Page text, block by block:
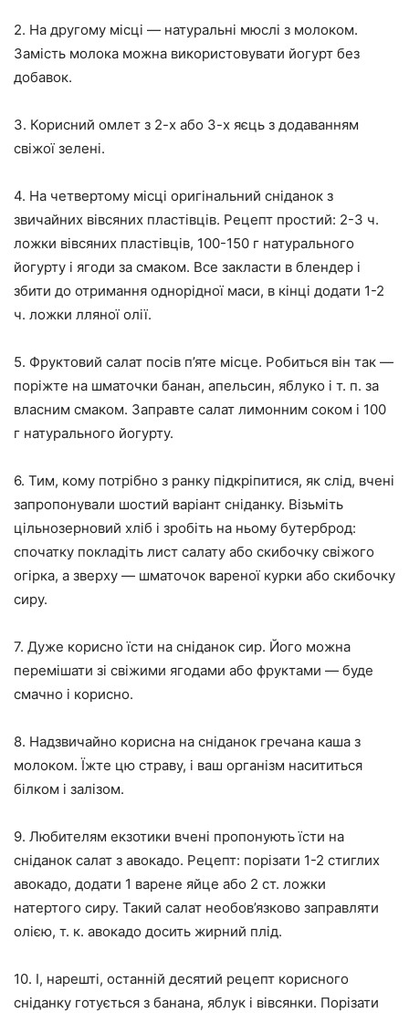
2. На другому місці — натуральні мюслі з молоком.
Замість молока можна використовувати йогурт без
добавок.
3. Корисний омлет з 2-х або 3-х яєць з додаванням
свіжої зелені.
4. На четвертому місці оригінальний сніданок з
звичайних вівсяних пластівців. Рецепт простий: 2-3 ч.
ложки вівсяних пластівців, 100-150 г натурального
йогурту і ягоди за смаком. Все закласти в блендер і
збити до отримання однорідної маси, в кінці додати 1-2
ч. ложки лляної олії.
5. Фруктовий салат посів п’яте місце. Робиться він так —
поріжте на шматочки банан, апельсин, яблуко і т. п. за
власним смаком. Заправте салат лимонним соком і 100
г натурального йогурту.
6. Тим, кому потрібно з ранку підкріпитися, як слід, вчені
запропонували шостий варіант сніданку. Візьміть
цільнозерновий хліб і зробіть на ньому бутерброд:
спочатку покладіть лист салату або скибочку свіжого
огірка, а зверху — шматочок вареної курки або скибочку
сиру.
7. Дуже корисно їсти на сніданок сир. Його можна
перемішати зі свіжими ягодами або фруктами — буде
смачно і корисно.
8. Надзвичайно корисна на сніданок гречана каша з
молоком. Їжте цю страву, і ваш організм насититься
білком і залізом.
9. Любителям екзотики вчені пропонують їсти на
сніданок салат з авокадо. Рецепт: порізати 1-2 стиглих
авокадо, додати 1 варене яйце або 2 ст. ложки
натертого сиру. Такий салат необов’язково заправляти
олією, т. к. авокадо досить жирний плід.
10. І, нарешті, останній десятий рецепт корисного
сніданку готується з банана, яблук і вівсянки. Порізати